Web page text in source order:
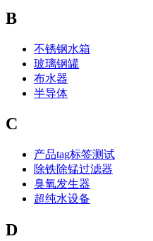
B
不锈钢水箱
玻璃钢罐
布水器
半导体
C
产品tag标签测试
除铁除锰过滤器
臭氧发生器
超纯水设备
D